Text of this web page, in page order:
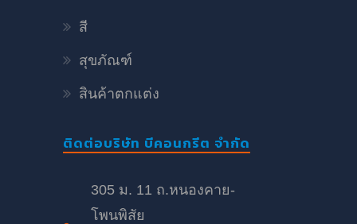
สี
สุขภัณฑ์
สินค้าตกแต่ง
ติดต่อบริษัท บีคอนกรีต จำกัด
305 ม. 11 ถ.หนองคาย-
โพนพิสัย